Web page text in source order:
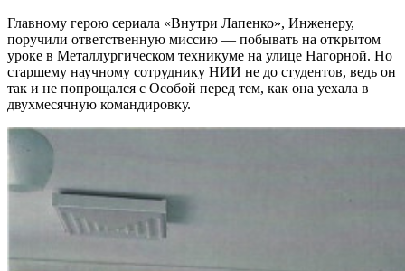
Главному герою сериала «Внутри Лапенко», Инженеру,
поручили ответственную миссию — побывать на открытом
уроке в Металлургическом техникуме на улице Нагорной. Но
старшему научному сотруднику НИИ не до студентов, ведь он
так и не попрощался с Особой перед тем, как она уехала в
двухмесячную командировку.